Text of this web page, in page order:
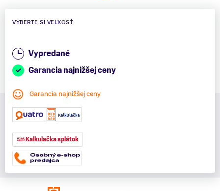
VYBERTE SI VEĽKOSŤ
Vypredané
Garancia najnižšej ceny
Garancia najnižšej ceny
Kalkulačka splátok